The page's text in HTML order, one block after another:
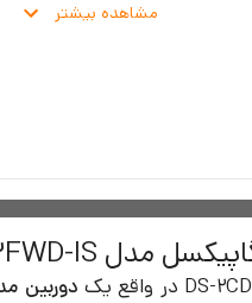
مشاهده بیشتر
دوربین